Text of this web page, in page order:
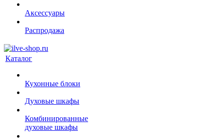
Аксессуары
Распродажа
Каталог
Кухонные блоки
Духовые шкафы
Комбинированные
духовые шкафы